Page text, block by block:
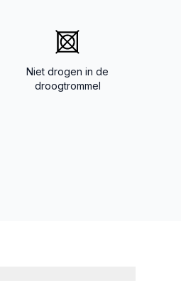
Niet drogen in de
droogtrommel